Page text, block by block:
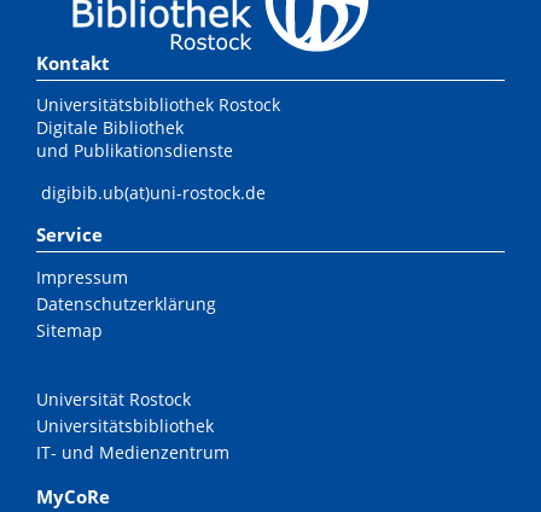
Kontakt
Universitätsbibliothek Rostock
Digitale Bibliothek
und Publikationsdienste
digibib.ub(at)uni-rostock.de
Service
Impressum
Datenschutzerklärung
Sitemap
Universität Rostock
Universitätsbibliothek
IT- und Medienzentrum
MyCoRe